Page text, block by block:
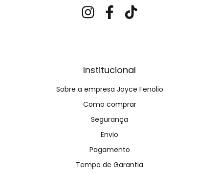
Institucional
Sobre a empresa Joyce Fenolio
Como comprar
Segurança
Envio
Pagamento
Tempo de Garantia